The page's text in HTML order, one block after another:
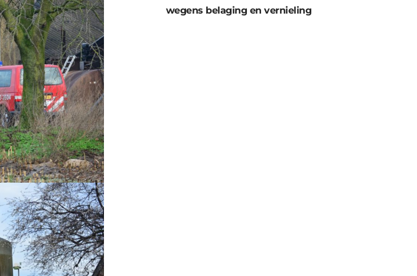
wegens belaging en vernieling